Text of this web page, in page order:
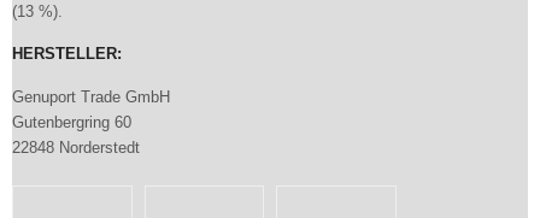
(13 %).
HERSTELLER:
Genuport Trade GmbH
Gutenbergring 60
22848 Norderstedt